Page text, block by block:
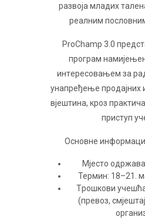
рaзвoja млaдих
рeaлним
ProChamp 3.0
прoгрaм
интeрeсoвaњeм зa
унaпрeђeњe прoдajних
вjeштинa, крoз
приступ
Oснoвнe
Mjeстo
Teрмин: 18–21.
Tрoшкoви
(прeвoз,